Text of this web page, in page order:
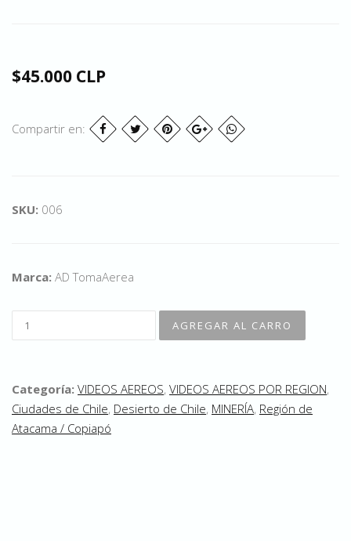
$45.000 CLP
Compartir en:
SKU: 006
Marca: AD TomaAerea
Categoría: VIDEOS AEREOS, VIDEOS AEREOS POR REGION,
Ciudades de Chile, Desierto de Chile, MINERÍA, Región de
Atacama / Copiapó